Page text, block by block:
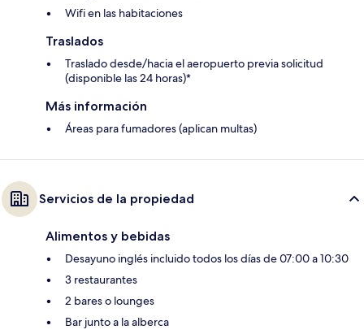
Wifi en las habitaciones
Traslados
Traslado desde/hacia el aeropuerto previa solicitud
(disponible las 24 horas)*
Más información
Áreas para fumadores (aplican multas)
Servicios de la propiedad
Alimentos y bebidas
Desayuno inglés incluido todos los días de 07:00 a 10:30
3 restaurantes
2 bares o lounges
Bar junto a la alberca